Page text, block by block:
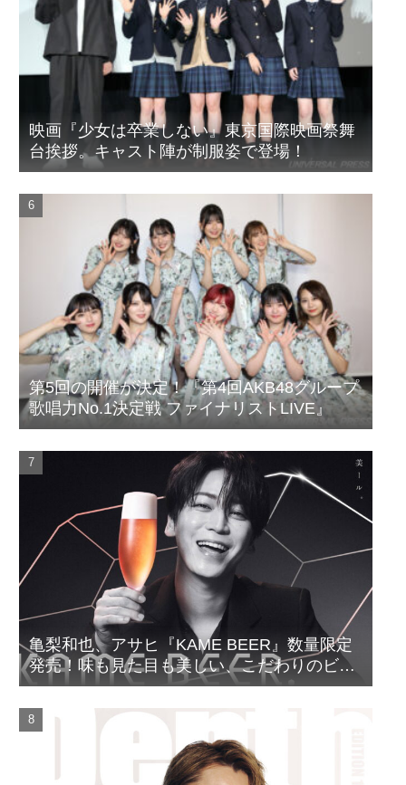
映画『少女は卒業しない』東京国際映画祭舞
台挨拶。キャスト陣が制服姿で登場！
第5回の開催が決定！『第4回AKB48グループ
歌唱力No.1決定戦 ファイナリストLIVE』
亀梨和也、アサヒ『KAME BEER』数量限定
発売！味も見た目も美しい、こだわりのビー
ルがついに完成